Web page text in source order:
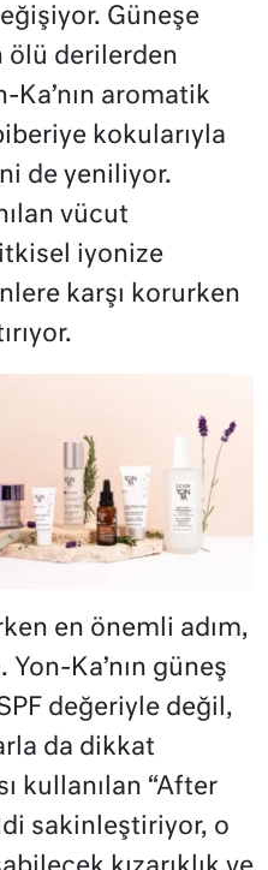
Güneşe
ölü derilerden
Ka’nın aromatik
kokularıyla
de yeniliyor.
vücut
iyonize
karşı korurken
en önemli adım,
Ka’nın güneş
değeriyle değil,
da dikkat
kullanılan “After
sakinleştiriyor, o